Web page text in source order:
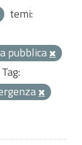
temi:
pubblica
Tag: